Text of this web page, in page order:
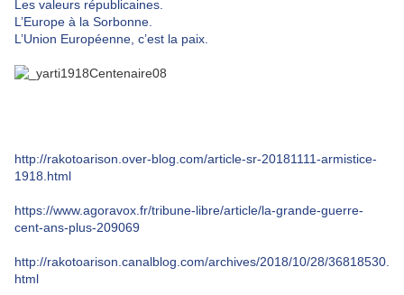
Les valeurs républicaines.
L’Europe à la Sorbonne.
L’Union Européenne, c’est la paix.
http://rakotoarison.over-blog.com/article-sr-20181111-armistice-
1918.html
https://www.agoravox.fr/tribune-libre/article/la-grande-guerre-
cent-ans-plus-209069
http://rakotoarison.canalblog.com/archives/2018/10/28/36818530.
html